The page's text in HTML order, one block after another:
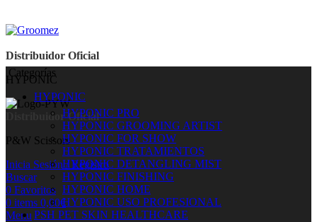
Distribuidor Oficial
HYPONIC
Distribuidor Oficial
P&W Scissors
Inicia Sesión / Registro
Buscar
0 Favoritos
0 items 0,00€
Menu
Categorías
HYPONIC
HYPONIC PRO
HYPONIC GROOMING ARTIST
HYPONIC FOR SHOW
HYPONIC TRATAMIENTOS
HYPONIC DETANGLING MIST
HYPONIC FINISHING
HYPONIC HOME
HYPONIC USO PROFESIONAL
PSH PET SKIN HEALTHCARE